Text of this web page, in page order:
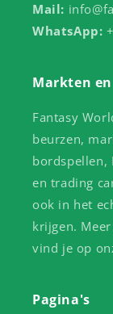
Mail:
WhatsApp:
Markten
Fantasy
beurzen,
bordspellen,
en trading
ook in het
krijgen.
vind je op
Pagina's